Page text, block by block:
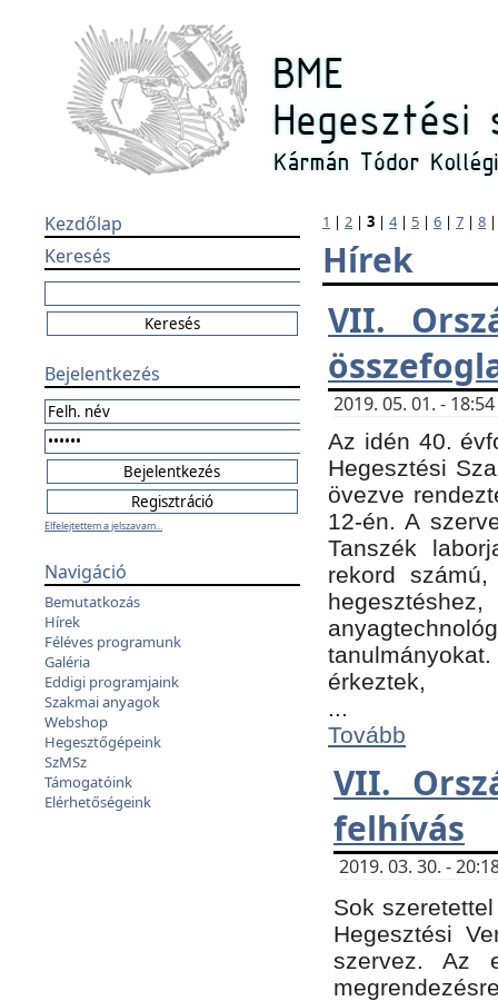
Kezdőlap
Keresés
Bejelentkezés
Elfelejtettem a jelszavam...
Navigáció
Bemutatkozás
Hírek
Féléves programunk
Galéria
Eddigi programjaink
Szakmai anyagok
Webshop
Hegesztőgépeink
SzMSz
Támogatóink
Elérhetőségeink
1 | 2 | 3 | 4| 5 | 6 | 7 | 8
Hírek
VII.
2019. 05. 01. -
Az idén 40.
Hegesztési
övezve
12-én. A
Tanszék
rekord
érkeztek,
...
Tovább
VII.
felhívás
2019. 03. 30. -
Sok
Hegesztési
szervez. Az